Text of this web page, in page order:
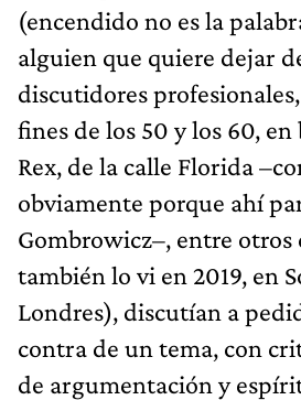
(encendido no es la
alguien que quiere dejar
discutidores
fines de los 50 y los 60, en
Rex, de la calle Florida
obviamente porque ahí
Gombrowicz–, entre otros
también lo vi en 2019, en
Londres), discutían a
contra de un tema, con
de argumentación y